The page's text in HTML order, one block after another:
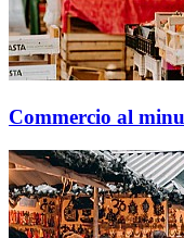
Commercio al